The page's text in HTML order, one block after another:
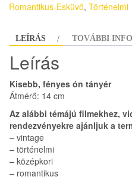
Romantikus-Esküvő, Történelmi
LEÍRÁS TOVÁBBI
Leírás
Kisebb, fényes ón tányér
Átmérő: 14 cm
Az alábbi témájú filmekhez,
rendezvényekre ajánljuk a
– vintage
– történelmi
– középkori
– romantikus